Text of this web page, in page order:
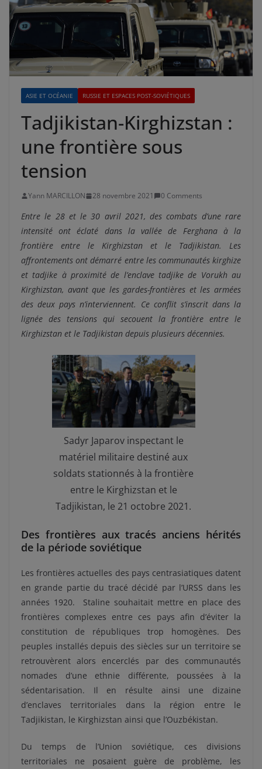
ASIE ET OCÉANIE RUSSIE ET ESPACES POST-SOVIÉTIQUES
Tadjikistan-Kirghizstan :
une frontière sous
tension
Yann MARCILLON 28 novembre 2021 0 Comments
Entre le 28 et le 30 avril 2021, des combats d’une rare
intensité ont éclaté dans la vallée de Ferghana à la
frontière entre le Kirghizstan et le Tadjikistan. Les
affrontements ont démarré entre les communautés kirghize
et tadjike à proximité de l’enclave tadjike de Vorukh au
Kirghizstan, avant que les gardes-frontières et les armées
des deux pays n’interviennent. Ce conflit s’inscrit dans la
lignée des tensions qui secouent la frontière entre le
Kirghizstan et le Tadjikistan depuis plusieurs décennies.
Sadyr Japarov inspectant le
matériel militaire destiné aux
soldats stationnés à la frontière
entre le Kirghizstan et le
Tadjikistan, le 21 octobre 2021.
Des frontières aux tracés anciens hérités
de la période soviétique
Les frontières actuelles des pays centrasiatiques datent
en grande partie du tracé décidé par l’URSS dans les
années 1920. Staline souhaitait mettre en place des
frontières complexes entre ces pays afin d’éviter la
constitution de républiques trop homogènes. Des
peuples installés depuis des siècles sur un territoire se
retrouvèrent alors encerclés par des communautés
nomades d’une ethnie différente, poussées à la
sédentarisation. Il en résulte ainsi une dizaine
d’enclaves territoriales dans la région entre le
Tadjikistan, le Kirghizstan ainsi que l’Ouzbékistan.
Du temps de l’Union soviétique, ces divisions
territoriales ne posaient guère de problème, les